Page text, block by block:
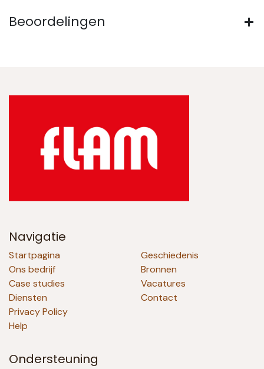
Beoordelingen
Navigatie
Startpagina
Ons bedrijf
Case studies
Diensten
Privacy Policy
Help
Geschiedenis
Bronnen
Vacatures
Contact
Ondersteuning